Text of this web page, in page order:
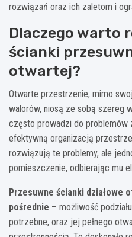
rozwiązań oraz ich zaletom i
Dlaczego warto
ścianki
otwartej?
Otwarte przestrzenie, mimo
walorów, niosą ze sobą szereg
często prowadzi do problemów
efektywną organizacją
rozwiązują te problemy, ale
pomieszczenie, odbierając mu
Przesuwne ścianki działowe
pośrednie – możliwość
potrzebne, oraz jej pełnego